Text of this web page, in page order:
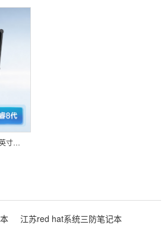
东田三防笔记本酷睿8代14英寸高清便携主机电脑 DT-14S
江苏red hat系统三防笔记本